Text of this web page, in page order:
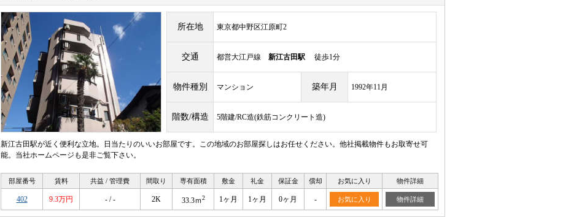
所在地 東京都中野区江原町2
交通 都営大江戸線 新江古田駅 徒歩1分
物件種別 マンション 築年月 1992年11月
階数/構造 5階建/RC造(鉄筋コンクリート造)
新江古田駅が近く便利な立地。日当たりのいいお部屋です。この地域のお部屋探しはお任せください。他社掲載物件もお取寄せ可
能。当社ホームページも是非ご覧下さい。
部屋番号 賃料 共益 / 管理費 間取り 専有面積 敷金 礼金 保証金 償却 お気に入り 物件詳細
402 9.3万円 - / - 2K 33.3ｍ2 1ヶ月 1ヶ月 0ヶ月 - お気に入り 物件詳細